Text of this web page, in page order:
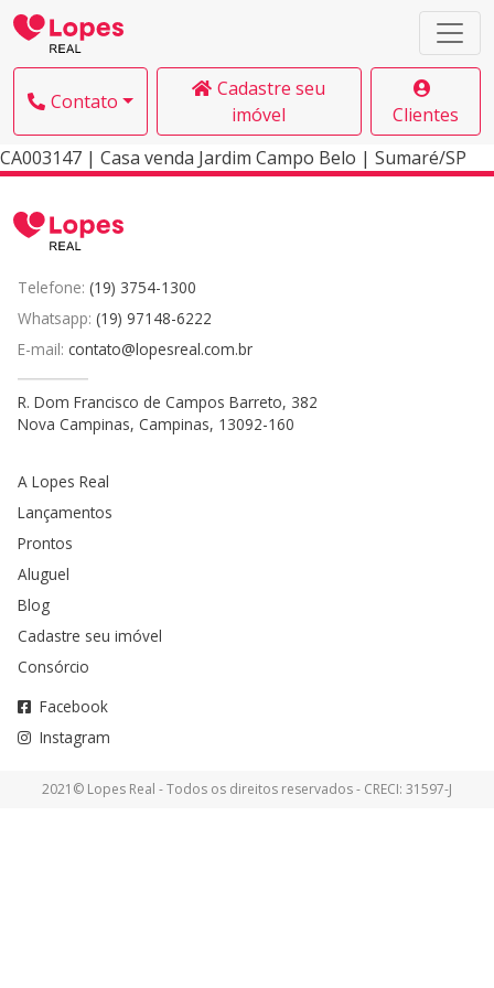
Contato
Cadastre seu
imóvel
Clientes
CA003147 | Casa venda Jardim Campo Belo | Sumaré/SP
Telefone: (19) 3754-1300
Whatsapp: (19) 97148-6222
E-mail: contato@lopesreal.com.br
R. Dom Francisco de Campos Barreto, 382
Nova Campinas, Campinas, 13092-160
A Lopes Real
Lançamentos
Prontos
Aluguel
Blog
Cadastre seu imóvel
Consórcio
Facebook
Instagram
2021© Lopes Real - Todos os direitos reservados - CRECI: 31597-J